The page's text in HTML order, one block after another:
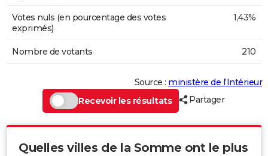
Votes nuls (en pourcentage des votes
exprimés)
1,43%
Nombre de votants 210
Source : ministère de l’Intérieur
Recevoir les résultats
Partager
Quelles villes de la Somme ont le plus